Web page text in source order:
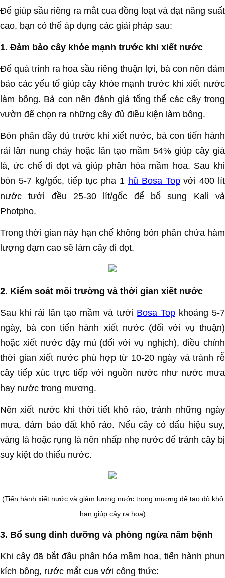
Để giúp sầu riêng ra mắt cua đồng loạt và đạt năng suất
cao, bạn có thể áp dụng các giải pháp sau:
1. Đảm bảo cây khỏe mạnh trước khi xiết nước
Để quá trình ra hoa sầu riêng thuận lợi, bà con nên đảm
bảo các yếu tố giúp cây khỏe mạnh trước khi xiết nước
làm bông. Bà con nên đánh giá tổng thể các cây trong
vườn để chọn ra những cây đủ điều kiện làm bông.
Bón phân đầy đủ trước khi xiết nước, bà con tiến hành
rải lân nung chảy hoặc lân tạo mầm 54% giúp cây già
lá, ức chế đi đọt và giúp phân hóa mầm hoa. Sau khi
bón 5-7 kg/gốc, tiếp tục pha 1 hũ Bosa Topvới 400 lít
nước tưới đều 25-30 lít/gốc để bổ sung Kali và
Photpho.
Trong thời gian này hạn chế không bón phân chứa hàm
lượng đạm cao sẽ làm cây đi đọt.
2. Kiểm soát môi trường và thời gian xiết nước
Sau khi rải lân tạo mầm và tưới Bosa Top khoảng 5-7
ngày, bà con tiến hành xiết nước (đối với vụ thuận)
hoặc xiết nước đậy mủ (đối với vụ nghịch), điều chỉnh
thời gian xiết nước phù hợp từ 10-20 ngày và tránh rễ
cây tiếp xúc trực tiếp với nguồn nước như nước mưa
hay nước trong mương.
Nên xiết nước khi thời tiết khô ráo, tránh những ngày
mưa, đảm bảo đất khô ráo. Nếu cây có dấu hiệu suy,
vàng lá hoặc rụng lá nên nhấp nhẹ nước để tránh cây bị
suy kiệt do thiếu nước.
(Tiến hành xiết nước và giảm lượng nước trong mương để tạo độ khô
hạn giúp cây ra hoa)
3. Bổ sung dinh dưỡng và phòng ngừa nấm bệnh
Khi cây đã bắt đầu phân hóa mầm hoa, tiến hành phun
kích bông, rước mắt cua với công thức: